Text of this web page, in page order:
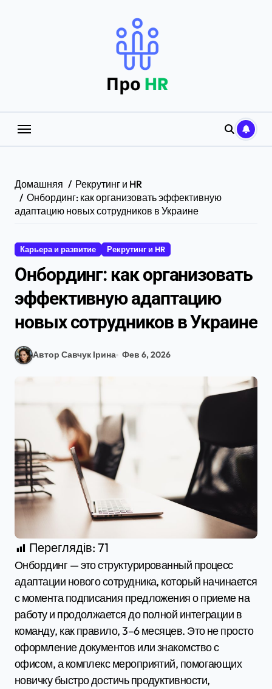
Домашняя
Рекрутинг и HR
Онбординг: как организовать эффективную
адаптацию новых сотрудников в Украине
Карьера и развитие Рекрутинг и HR
Онбординг: как организовать
эффективную адаптацию
новых сотрудников в Украине
Автор Савчук Ірина Фев 6, 2026
Переглядів: 71
Онбординг — это структурированный процесс
адаптации нового сотрудника, который начинается
с момента подписания предложения о приеме на
работу и продолжается до полной интеграции в
команду, как правило, 3–6 месяцев. Это не просто
оформление документов или знакомство с
офисом, а комплекс мероприятий, помогающих
новичку быстро достичь продуктивности,